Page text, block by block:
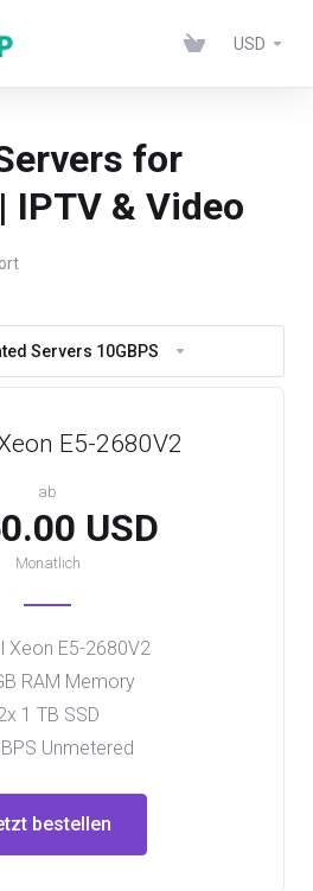
USD
for
IPTV & Video
Servers 10GBPS
E5-2680V2
ab
USD
Monatlich
Xeon E5-2680V2
RAM Memory
1 TB SSD
Unmetered
bestellen